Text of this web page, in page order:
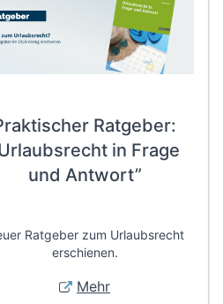
Ratgeber:
in Frage
und Antwort”
Ratgeber zum Urlaubsrecht
erschienen.
Mehr